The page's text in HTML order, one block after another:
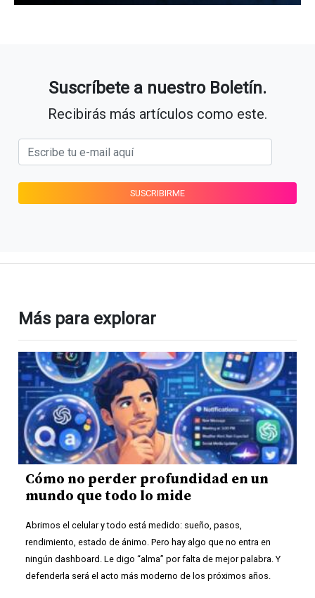
Suscríbete a nuestro Boletín.
Recibirás más artículos como este.
Más para explorar
Cómo no perder profundidad en un
mundo que todo lo mide
Abrimos el celular y todo está medido: sueño, pasos,
rendimiento, estado de ánimo. Pero hay algo que no entra en
ningún dashboard. Le digo “alma” por falta de mejor palabra. Y
defenderla será el acto más moderno de los próximos años.